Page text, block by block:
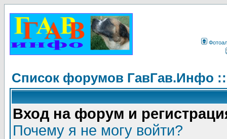
Список форумов ГавГав.Инфо
Вход на форум и
Почему я не могу войти?